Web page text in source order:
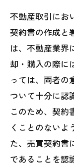
不動産取引にお
契約書の作成と
は、不動産業界
却・購入の際に
っては、両者の
ついて十分に認
このため、契約
くことのないよ
た、売買契約書
であることを認